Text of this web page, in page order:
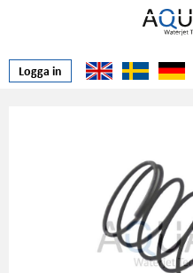
Logga in